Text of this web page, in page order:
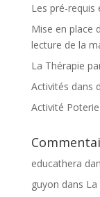
Les pré-requis
Mise en place
lecture de la
La Thérapie
Activités dans
Activité
educathera
guyon dans La